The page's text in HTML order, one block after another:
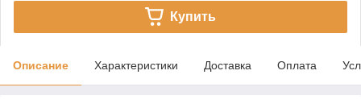
Купить
Описание Характеристики Доставка Оплата